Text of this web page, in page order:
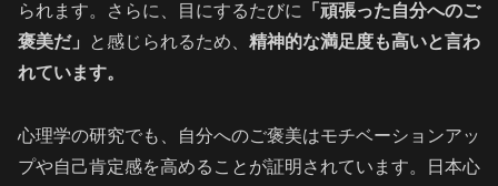
られます。さらに、目にするたびに
「頑張った自分へのご
褒美だ」
と感じられるため、 精神的な満足度も高いと言わ
れています。
心理学の研究でも、自分へのご褒美はモチベーションアッ
プや自己肯定感を高めることが証明されています。日本心